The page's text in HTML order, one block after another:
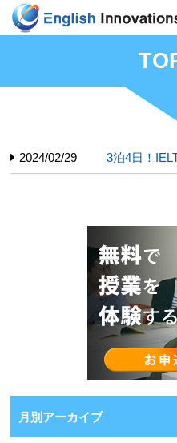
2024/02/29 3泊4日！
月別アーカイブ